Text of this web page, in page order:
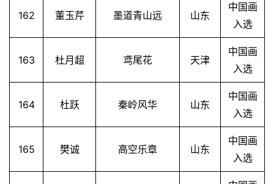
162 董玉芹 墨道青山远 山东
中国画
入选
163 杜月超 鸢尾花 天津
中国画
入选
164 杜跃 秦岭风华 山东
中国画
入选
165 樊诚 高空乐章 山东
中国画
入选